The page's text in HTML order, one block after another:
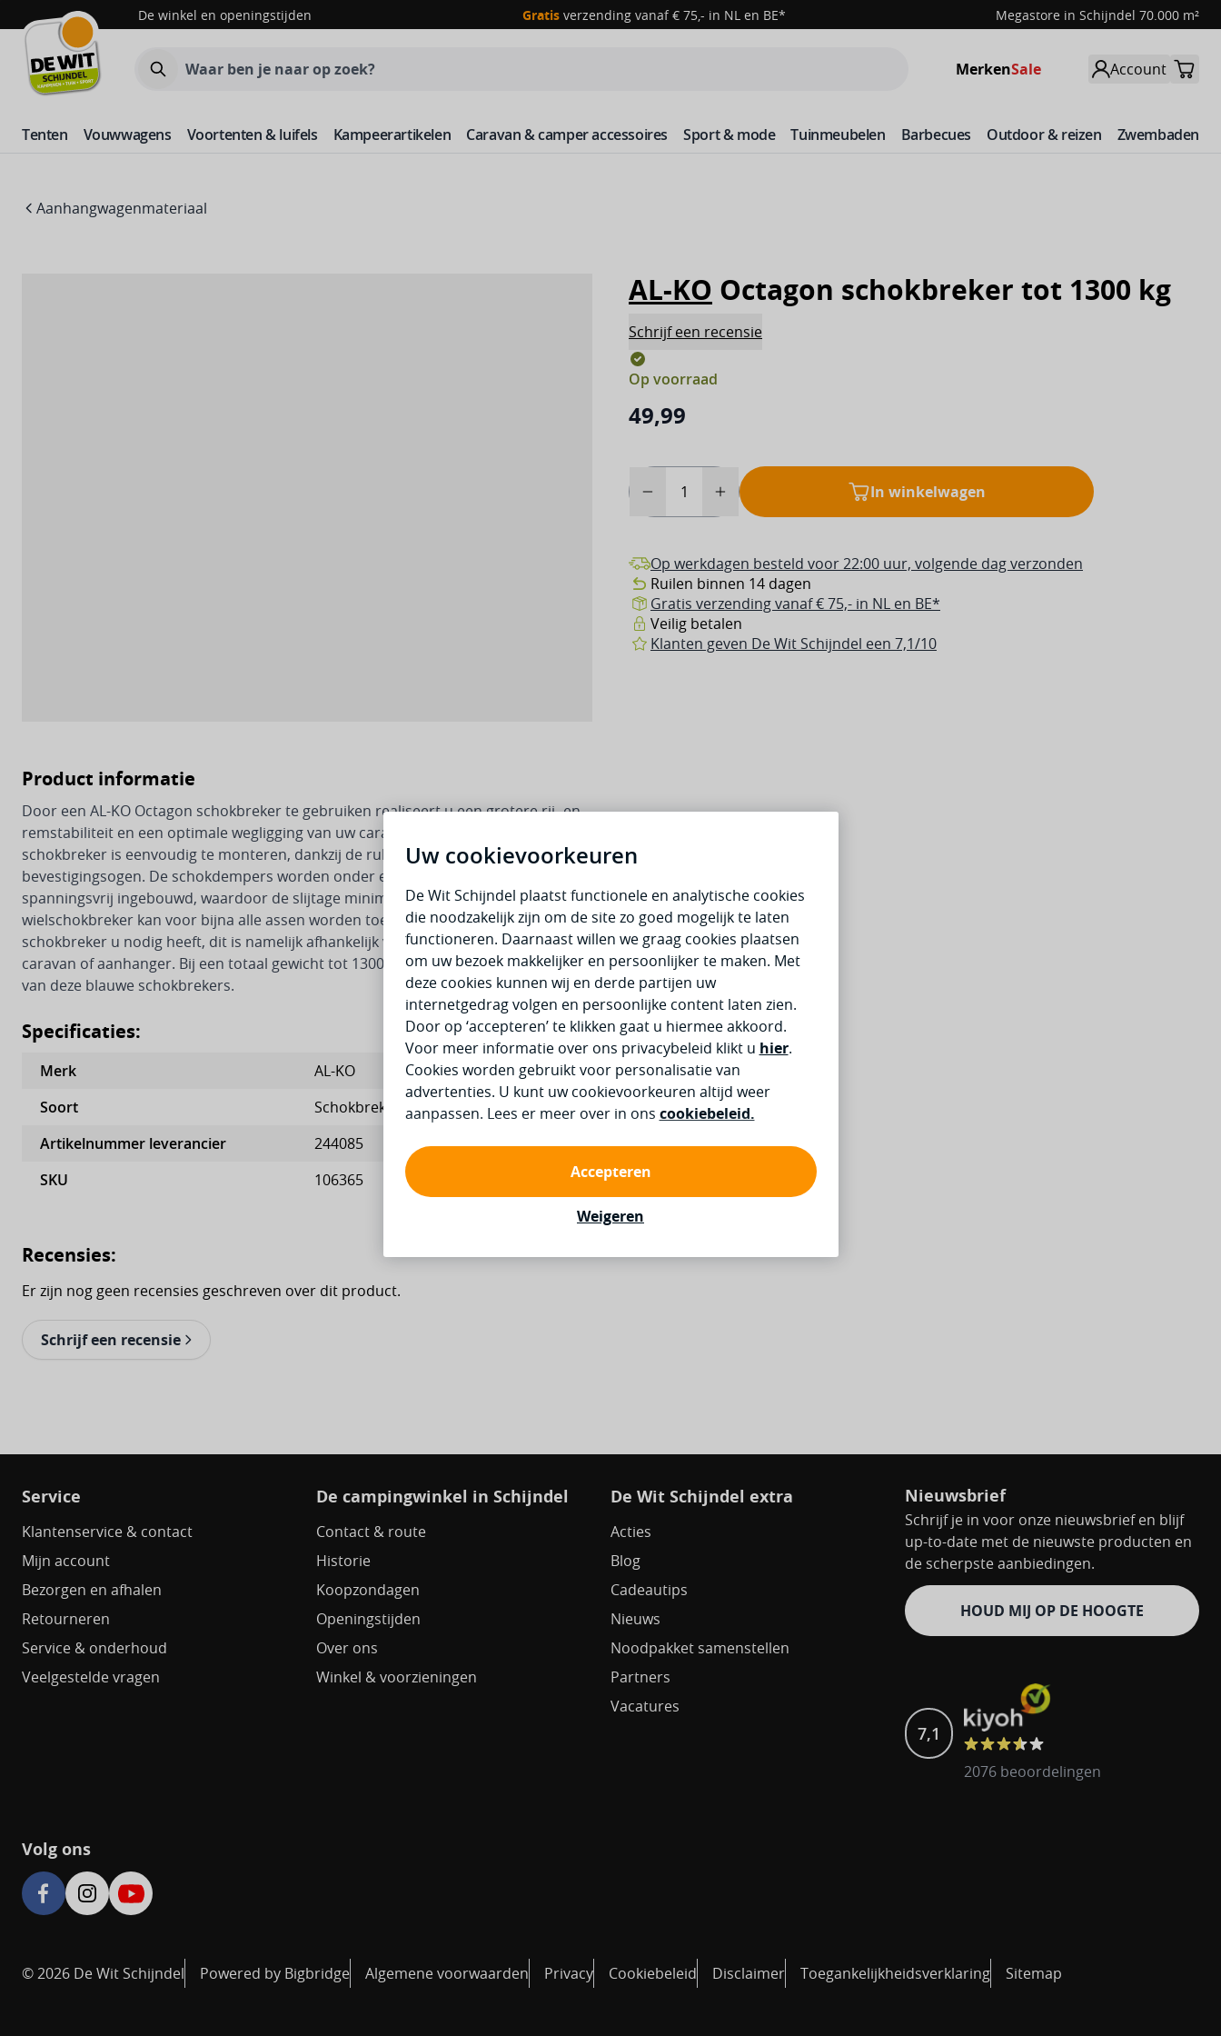
Uw cookievoorkeuren
De Wit Schijndel plaatst functionele en analytische cookies
die noodzakelijk zijn om de site zo goed mogelijk te laten
functioneren. Daarnaast willen we graag cookies plaatsen
om uw bezoek makkelijker en persoonlijker te maken. Met
deze cookies kunnen wij en derde partijen uw
internetgedrag volgen en persoonlijke content laten zien.
Door op ‘accepteren’ te klikken gaat u hiermee akkoord.
Voor meer informatie over ons privacybeleid klikt u hier.
Cookies worden gebruikt voor personalisatie van
advertenties. U kunt uw cookievoorkeuren altijd weer
aanpassen. Lees er meer over in ons cookiebeleid.
Accepteren
Weigeren
Skip to Content De winkel en openingstijden Gratisverzending vanaf € 75,- in NL en BE* Megastore in Schijndel 70.000 m²
Zoeken
MerkenSale Account
Tenten Vouwwagens Voortenten & luifels Kampeerartikelen Caravan & camper accessoires Sport & mode Tuinmeubelen Barbecues Outdoor & reizen Zwembaden
Aanhangwagenmateriaal
AL-KO Octagon schokbreker tot 1300 kg
Schrijf een recensie
Op voorraad
49,99
Aantal
In winkelwagen
Op werkdagen besteld voor 22:00 uur, volgende dag verzonden
Ruilen binnen 14 dagen
Gratis verzending vanaf € 75,- in NL en BE*
Veilig betalen
Klanten geven De Wit Schijndel een 7,1/10
Product informatie
Door een AL-KO Octagon schokbreker te gebruiken realiseert u een grotere rij- en
remstabiliteit en een optimale wegligging van uw caravan of aanhanger. Deze
schokbreker is eenvoudig te monteren, dankzij de rubber geveerde, scharnierende
bevestigingsogen. De schokdempers worden onder een hoek van maximaal 5°
spanningsvrij ingebouwd, waardoor de slijtage minimaal is. De Octagon
wielschokbreker kan voor bijna alle assen worden toegepast. Kijk goed welke
schokbreker u nodig heeft, dit is namelijk afhankelijk van het gewicht van uw
caravan of aanhanger. Bij een totaal gewicht tot 1300 kg heeft u genoeg aan twee
van deze blauwe schokbrekers.
Specificaties:
Merk
AL-KO
Soort
Schokbreker
Artikelnummer leverancier
244085
SKU
106365
Recensies:
Er zijn nog geen recensies geschreven over dit product.
Schrijf een recensie
Service
Klantenservice & contact
Mijn account
Bezorgen en afhalen
Retourneren
Service & onderhoud
Veelgestelde vragen
De campingwinkel in Schijndel
Contact & route
Historie
Koopzondagen
Openingstijden
Over ons
Winkel & voorzieningen
De Wit Schijndel extra
Acties
Blog
Cadeautips
Nieuws
Noodpakket samenstellen
Partners
Vacatures
Nieuwsbrief
Schrijf je in voor onze nieuwsbrief en blijf
up-to-date met de nieuwste producten en
de scherpste aanbiedingen.
HOUD MIJ OP DE HOOGTE
7,1
2076 beoordelingen
Volg ons
© 2026 De Wit Schijndel Powered by Bigbridge Algemene voorwaarden Privacy Cookiebeleid Disclaimer Toegankelijkheidsverklaring Sitemap